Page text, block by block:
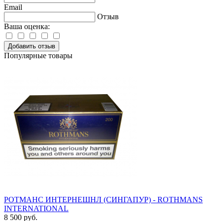
Email
Отзыв
Ваша оценка:
Добавить отзыв
Популярные товары
РОТМАНС ИНТЕРНЕШНЛ (СИНГАПУР) - ROTHMANS
INTERNATIONAL
8 500 руб.